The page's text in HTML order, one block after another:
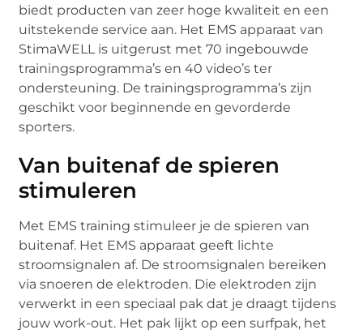
biedt producten van zeer hoge kwaliteit en een
uitstekende service aan. Het EMS apparaat van
StimaWELL is uitgerust met 70 ingebouwde
trainingsprogramma’s en 40 video’s ter
ondersteuning. De trainingsprogramma’s zijn
geschikt voor beginnende en gevorderde
sporters.
Van buitenaf de spieren
stimuleren
Met EMS training stimuleer je de spieren van
buitenaf. Het EMS apparaat geeft lichte
stroomsignalen af. De stroomsignalen bereiken
via snoeren de elektroden. Die elektroden zijn
verwerkt in een speciaal pak dat je draagt tijdens
jouw work-out. Het pak lijkt op een surfpak, het